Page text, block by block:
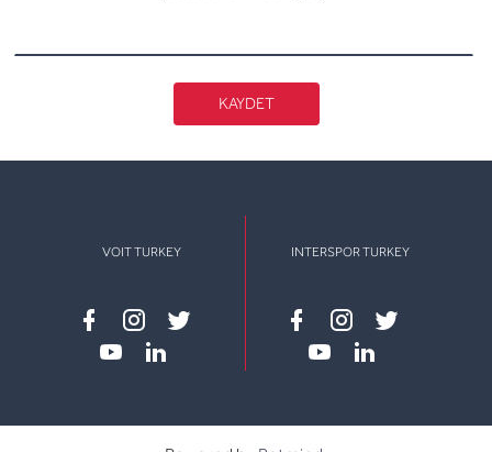
KAYDET
VOIT TURKEY
Facebook
instagram
twitter
INTERSPOR TURKEY
Facebook
instagram
twitter